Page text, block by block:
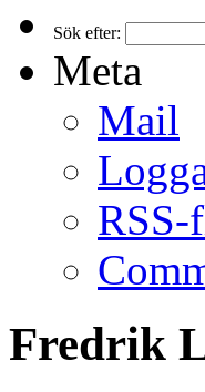
Sök efter:
Meta
Mail
RSS-
Fredrik